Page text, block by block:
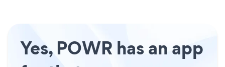
Yes, POWR has an app